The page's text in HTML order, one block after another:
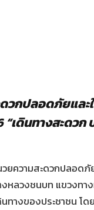
วกปลอดภัยและ
“เดินทางสะดว
ยความสะดวกปลอดภั
หลวงชนบท แขวงทา
ทางของประชาชน โ